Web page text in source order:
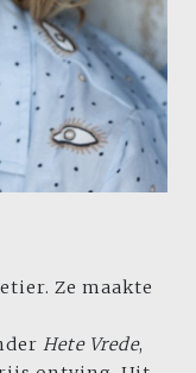
Ze maakte
Hete Vrede,